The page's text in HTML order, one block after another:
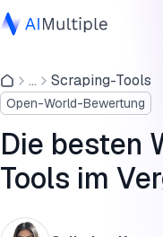
Agentische KI
Cybersicherheit
Daten
Dienstleistungen
... Scraping-Tools
Open-World-Bewertung
Die besten
Tools im
No-Code visuelle
Diese Forschung